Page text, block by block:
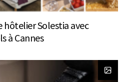
Solestia avec
à Cannes